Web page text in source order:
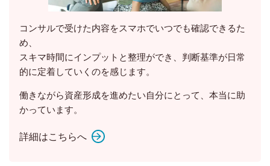
コンサルで受けた内容をスマホでいつでも確認できるた
め、
スキマ時間にインプットと整理ができ、 判断基準が日常
的に定着していくのを感じます。
働きながら資産形成を進めたい自分にとって、本当に助
かっています。
詳細はこちらへ